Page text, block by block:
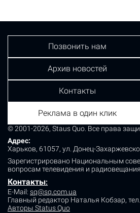
© 2001-2026, Staus Quo. Все права
Адрес:
Харьков, 61057, ул. Донец-
Зарегистрировано Национальным
вопросам телевидения и радиовещания.
Контакты:
E-Mail: sq@sq.com.ua
Главный редактор Наталья Кобзар,
Авторы Status Quo
Позвонить нам
Архив новостей
Контакты
Реклама в один клик